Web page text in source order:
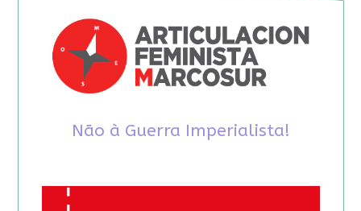
Não à Guerra Imperialista!